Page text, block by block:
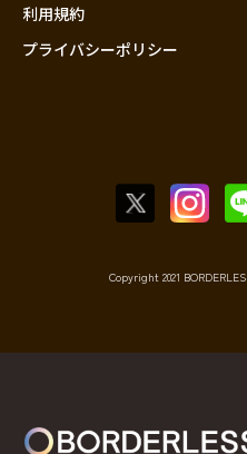
利用規約
プライバシーポリシー
Copyright 2021